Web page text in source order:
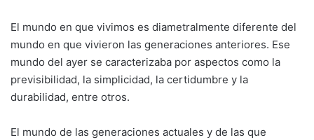
El mundo en que vivimos es diametralmente diferente del
mundo en que vivieron las generaciones anteriores. Ese
mundo del ayer se caracterizaba por aspectos como la
previsibilidad, la simplicidad, la certidumbre y la
durabilidad, entre otros.
El mundo de las generaciones actuales y de las que